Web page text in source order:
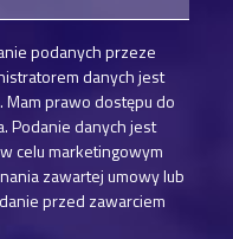
podanych przeze
danych jest
prawo dostępu do
Podanie danych jest
celu marketingowym
zawartej umowy lub
przed zawarciem